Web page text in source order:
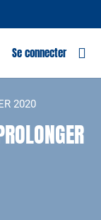
Se connecter
2020